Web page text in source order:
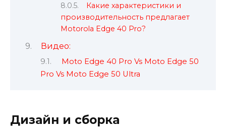
Какие характеристики и
производительность предлагает
Motorola Edge 40 Pro?
Видео:
Moto Edge 40 Pro Vs Moto Edge 50
Pro Vs Moto Edge 50 Ultra
Дизайн и сборка